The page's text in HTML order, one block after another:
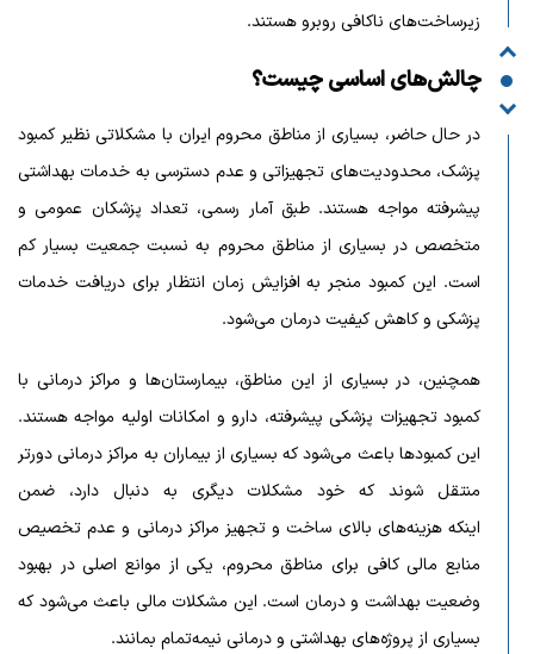
زیرساخت‌های ناکافی روبرو هستند.
چالش‌های اساسی چیست؟
در حال حاضر، بسیاری از مناطق محروم ایران با مشکلاتی نظیر کمبود
پزشک، محدودیت‌های تجهیزاتی و عدم دسترسی به خدمات بهداشتی
پیشرفته مواجه هستند. طبق آمار رسمی، تعداد پزشکان عمومی و
متخصص در بسیاری از مناطق محروم به نسبت جمعیت بسیار کم
است. این کمبود منجر به افزایش زمان انتظار برای دریافت خدمات
پزشکی و کاهش کیفیت درمان می‌شود.
همچنین، در بسیاری از این مناطق، بیمارستان‌ها و مراکز درمانی با
کمبود تجهیزات پزشکی پیشرفته، دارو و امکانات اولیه مواجه هستند.
این کمبودها باعث می‌شود که بسیاری از بیماران به مراکز درمانی دورتر
منتقل شوند که خود مشکلات دیگری به دنبال دارد، ضمن
اینکه هزینه‌های بالای ساخت و تجهیز مراکز درمانی و عدم تخصیص
منابع مالی کافی برای مناطق محروم، یکی از موانع اصلی در بهبود
وضعیت بهداشت و درمان است. این مشکلات مالی باعث می‌شود که
بسیاری از پروژه‌های بهداشتی و درمانی نیمه‌تمام بمانند.